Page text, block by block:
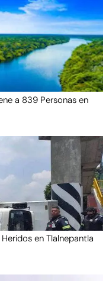
a 839 Personas en
en Tlalnepantla